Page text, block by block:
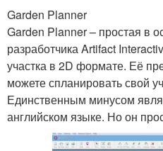
Garden Planner
Garden Planner – простая в
разработчика Artifact
участка в 2D формате. Её
можете спланировать свой
Единственным минусом
английском языке. Но он